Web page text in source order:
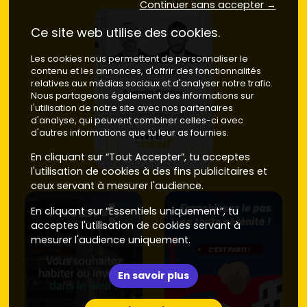
entre verdure et proximité urbaine, parfait pour les
variable selon les prestations (parking, double
exposition, label environnemental).
Pôles commerçants et axes N20: pratique pour les
déplacements et l'accès aux zones d'emplois de
l'Essonne, attention toutefois aux nuisances selon
l'implantation de la résidence.
Prix moyen neuf: entre4 200 et 4 800 €/m² .
Astuce de terrain : compare bien les
prévisionnelles, la qualité desmatériauxet l'orientation.
Et pour voir ce qui sort réellement du sol, parcours les
programmes en cours surVivre dans le neuf
Neuf vs ancien à Arpajon : prix, DPE et
arbitrages pour décider
Continuer sans accepter →
Ce site web utilise des cookies.
Les cookies nous permettent de personnaliser le
contenu et les annonces, d'offrir des fonctionnalités
relatives aux médias sociaux et d'analyser notre trafic.
Nous partageons également des informations sur
l'utilisation de notre site avec nos partenaires
d'analyse, qui peuvent combiner celles-ci avec
d'autres informations que tu leur as fournies.
En cliquant sur “Tout Accepter”, tu acceptes
l'utilisation de cookies à des fins publicitaires et
ceux servant à mesurer l'audience.
En cliquant sur “Essentiels uniquement”, tu
acceptes l'utilisation de cookies servant à
mesurer l'audience uniquement.
En savoir plus